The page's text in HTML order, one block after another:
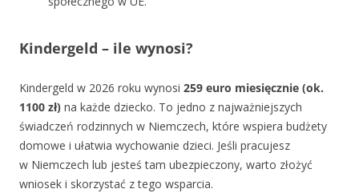
Kindergeld – ile wynosi?
Kindergeld w 2026 roku wynosi 259 euro miesięcznie (ok.
1100 zł) na każde dziecko. To jedno z najważniejszych
świadczeń rodzinnych w Niemczech, które wspiera budżety
domowe i ułatwia wychowanie dzieci. Jeśli pracujesz
w Niemczech lub jesteś tam ubezpieczony, warto złożyć
wniosek i skorzystać z tego wsparcia.